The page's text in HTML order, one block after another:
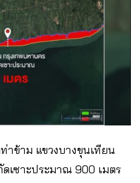
าข้าม แขวงบางขุนเทียน
เซาะประมาณ 900 เมตร